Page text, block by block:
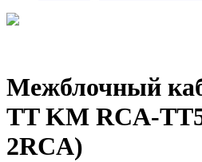
Межблочный
TT KM RCA-
2RCA)